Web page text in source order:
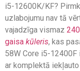
i5-12600K/KF?
uzlabojumu nav tā
vajadzīga vismaz
gaisa kūleris, kas
58W Core i5-
ar komplektā